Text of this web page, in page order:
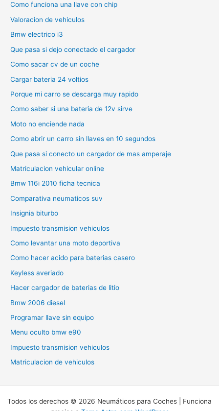
Como funciona una llave con chip
Valoracion de vehiculos
Bmw electrico i3
Que pasa si dejo conectado el cargador
Como sacar cv de un coche
Cargar bateria 24 voltios
Porque mi carro se descarga muy rapido
Como saber si una bateria de 12v sirve
Moto no enciende nada
Como abrir un carro sin llaves en 10 segundos
Que pasa si conecto un cargador de mas amperaje
Matriculacion vehicular online
Bmw 116i 2010 ficha tecnica
Comparativa neumaticos suv
Insignia biturbo
Impuesto transmision vehiculos
Como levantar una moto deportiva
Como hacer acido para baterias casero
Keyless averiado
Hacer cargador de baterias de litio
Bmw 2006 diesel
Programar llave sin equipo
Menu oculto bmw e90
Impuesto transmision vehiculos
Matriculacion de vehiculos
Todos los derechos © 2026 Neumáticos para Coches | Funciona